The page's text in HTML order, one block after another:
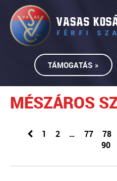
TÁMOGATÁS »
MÉSZÁROS
1 2 … 77 78
90